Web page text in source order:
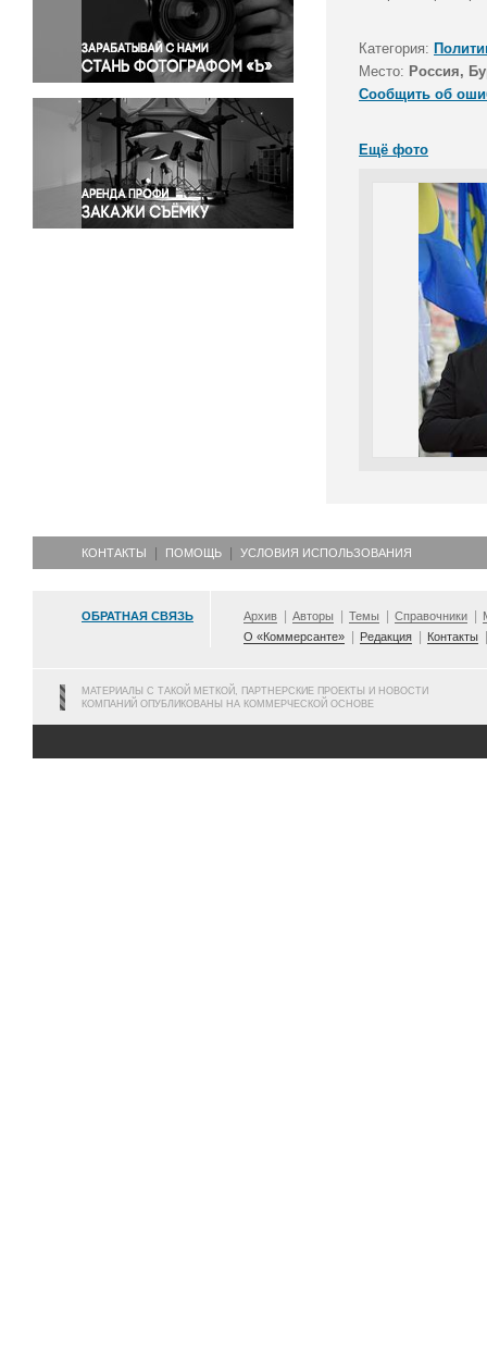
Правосудие
Происшествия и конфликты
Религия
Светская жизнь
Спорт
Экология
Экономика и бизнес
Категория:
Место: Россия,
Сообщить об
Ещё фото
КОНТАКТЫ ПОМОЩЬ УСЛОВИЯ ИСПОЛЬЗОВАНИЯ
ОБРАТНАЯ СВЯЗЬ Архив Авторы Темы Справочники
О «Коммерсанте»
Редакция Контакты
МАТЕРИАЛЫ С ТАКОЙ МЕТКОЙ, ПАРТНЕРСКИЕ ПРОЕКТЫ И НОВОСТИ
КОМПАНИЙ ОПУБЛИКОВАНЫ НА КОММЕРЧЕСКОЙ ОСНОВЕ